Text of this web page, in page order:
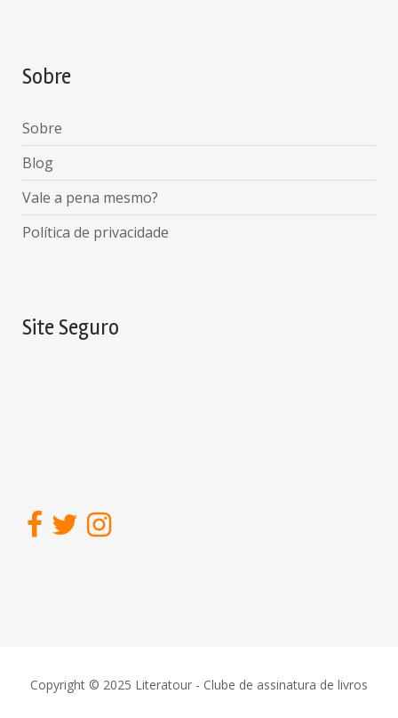
Sobre
Sobre
Blog
Vale a pena mesmo?
Política de privacidade
Site Seguro
Copyright © 2025 Literatour - Clube de assinatura de livros